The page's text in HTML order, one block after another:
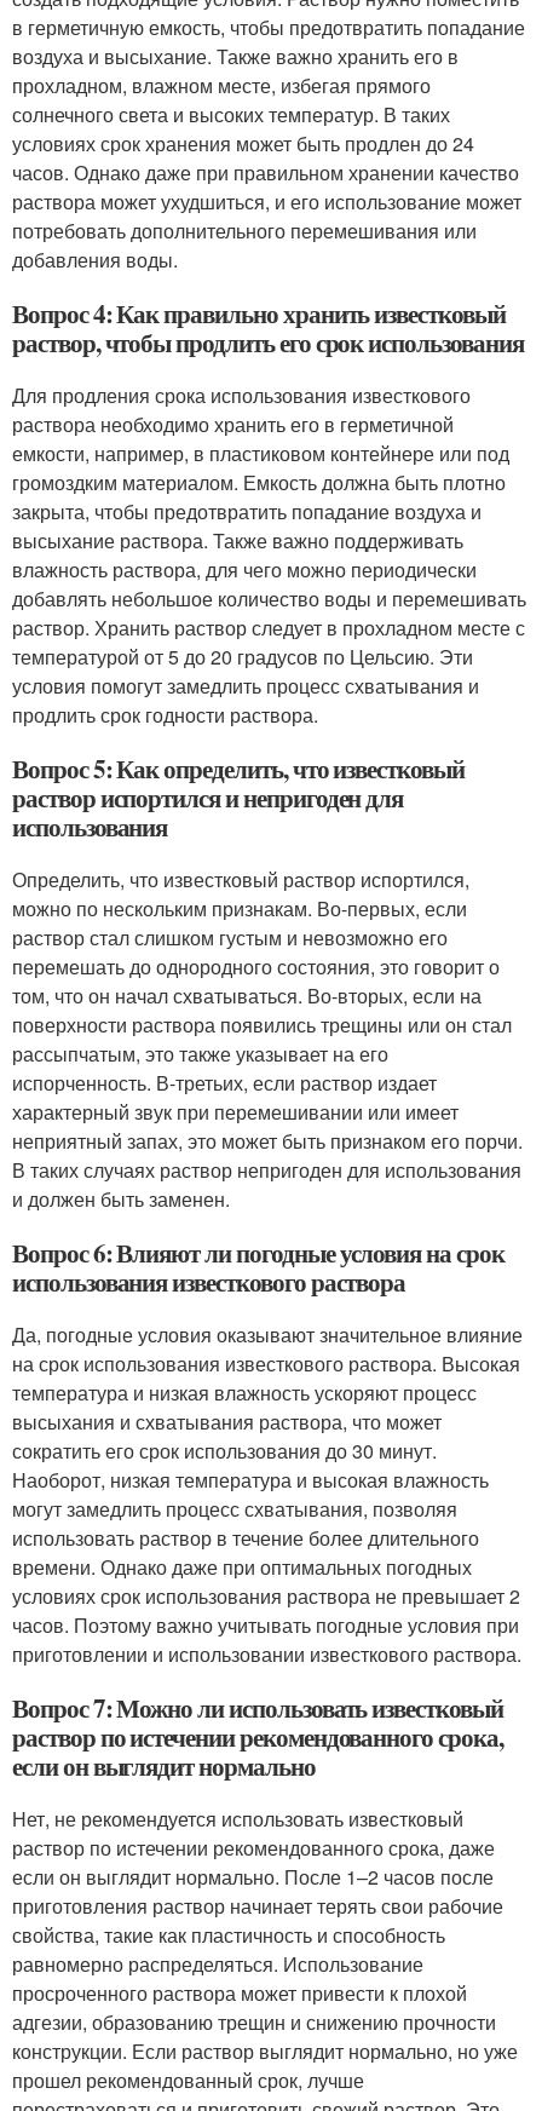
в герметичную емкость, чтобы предотвратить попадание
воздуха и высыхание. Также важно хранить его в
прохладном, влажном месте, избегая прямого
солнечного света и высоких температур. В таких
условиях срок хранения может быть продлен до 24
часов. Однако даже при правильном хранении качество
раствора может ухудшиться, и его использование может
потребовать дополнительного перемешивания или
добавления воды.
Вопрос 4: Как правильно хранить известковый
раствор, чтобы продлить его срок использования
Для продления срока использования известкового
раствора необходимо хранить его в герметичной
емкости, например, в пластиковом контейнере или под
громоздким материалом. Емкость должна быть плотно
закрыта, чтобы предотвратить попадание воздуха и
высыхание раствора. Также важно поддерживать
влажность раствора, для чего можно периодически
добавлять небольшое количество воды и перемешивать
раствор. Хранить раствор следует в прохладном месте с
температурой от 5 до 20 градусов по Цельсию. Эти
условия помогут замедлить процесс схватывания и
продлить срок годности раствора.
Вопрос 5: Как определить, что известковый
раствор испортился и непригоден для
использования
Определить, что известковый раствор испортился,
можно по нескольким признакам. Во-первых, если
раствор стал слишком густым и невозможно его
перемешать до однородного состояния, это говорит о
том, что он начал схватываться. Во-вторых, если на
поверхности раствора появились трещины или он стал
рассыпчатым, это также указывает на его
испорченность. В-третьих, если раствор издает
характерный звук при перемешивании или имеет
неприятный запах, это может быть признаком его порчи.
В таких случаях раствор непригоден для использования
и должен быть заменен.
Вопрос 6: Влияют ли погодные условия на срок
использования известкового раствора
Да, погодные условия оказывают значительное влияние
на срок использования известкового раствора. Высокая
температура и низкая влажность ускоряют процесс
высыхания и схватывания раствора, что может
сократить его срок использования до 30 минут.
Наоборот, низкая температура и высокая влажность
могут замедлить процесс схватывания, позволяя
использовать раствор в течение более длительного
времени. Однако даже при оптимальных погодных
условиях срок использования раствора не превышает 2
часов. Поэтому важно учитывать погодные условия при
приготовлении и использовании известкового раствора.
Вопрос 7: Можно ли использовать известковый
раствор по истечении рекомендованного срока,
если он выглядит нормально
Нет, не рекомендуется использовать известковый
раствор по истечении рекомендованного срока, даже
если он выглядит нормально. После 1–2 часов после
приготовления раствор начинает терять свои рабочие
свойства, такие как пластичность и способность
равномерно распределяться. Использование
просроченного раствора может привести к плохой
адгезии, образованию трещин и снижению прочности
конструкции. Если раствор выглядит нормально, но уже
прошел рекомендованный срок, лучше